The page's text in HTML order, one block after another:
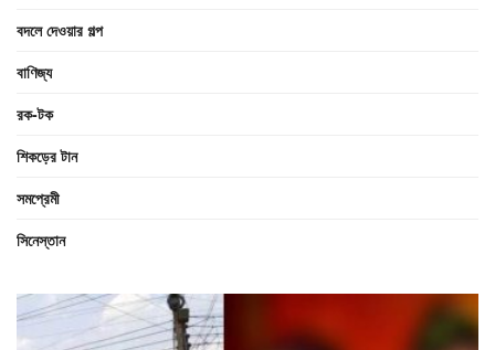
বদলে দেওয়ার গল্প
বাণিজ্য
রক-টক
শিকড়ের টান
সমপ্রেমী
সিনেস্তান